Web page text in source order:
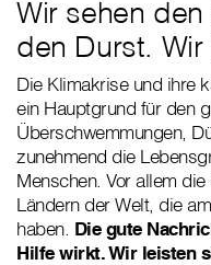
Wir sehen
den Durst. Wir
Die Klimakrise und ihre
ein Hauptgrund für den
Überschwemmungen,
zunehmend die
Menschen. Vor allem
Ländern der Welt, die
haben. Die gute
Hilfe wirkt. Wir leisten